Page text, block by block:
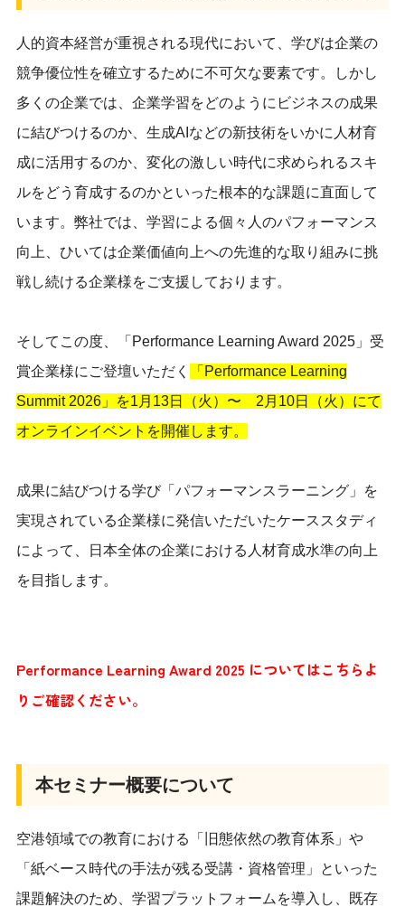
人的資本経営が重視される現代において、学びは企業の
競争優位性を確立するために不可欠な要素です。しかし
多くの企業では、企業学習をどのようにビジネスの成果
に結びつけるのか、生成AIなどの新技術をいかに人材育
成に活用するのか、変化の激しい時代に求められるスキ
ルをどう育成するのかといった根本的な課題に直面して
います。弊社では、学習による個々人のパフォーマンス
向上、ひいては企業価値向上への先進的な取り組みに挑
戦し続ける企業様をご支援しております。
そしてこの度、「Performance Learning Award 2025」受
賞企業様にご登壇いただく
「Performance Learning
Summit 2026」を1月13日（火）〜 2月10日（火）にて
オンラインイベントを開催します。
成果に結びつける学び「パフォーマンスラーニング」を
実現されている企業様に発信いただいたケーススタディ
によって、日本全体の企業における人材育成水準の向上
を目指します。
Performance Learning Award 2025 についてはこちらよ
りご確認ください。
本セミナー概要について
空港領域での教育における「旧態依然の教育体系」や
「紙ベース時代の手法が残る受講・資格管理」といった
課題解決のため、学習プラットフォームを導入し、既存